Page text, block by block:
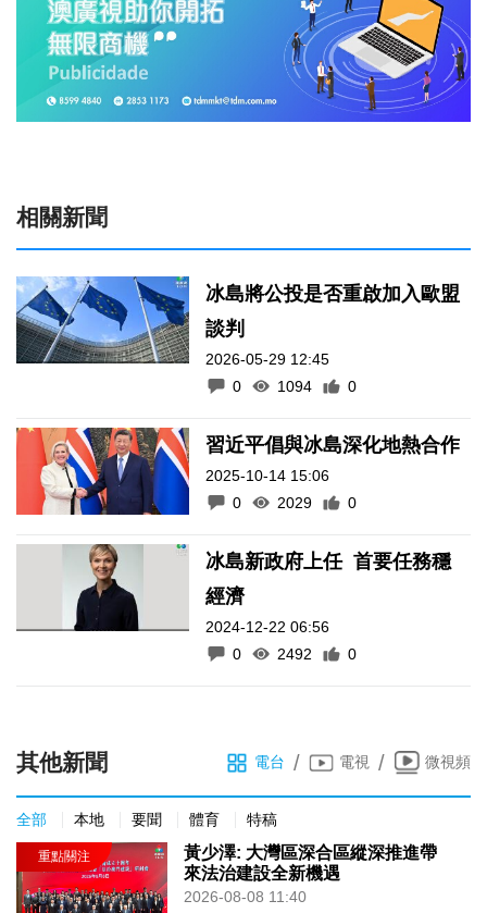
相關新聞
冰島將公投是否重啟加入歐盟
談判
2026-05-29 12:45
0
1094 0
習近平倡與冰島深化地熱合作
2025-10-14 15:06
0
2029 0
冰島新政府上任 首要任務穩
經濟
2024-12-22 06:56
0
2492 0
其他新聞 電台 / 電視 / 微視頻
全部 本地 要聞 體育 特稿
黃少澤: 大灣區深合區縱深推進帶
來法治建設全新機遇
2026-08-08 11:40